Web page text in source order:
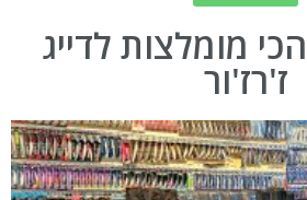
מומלצות לדייג
ז'רז'ור